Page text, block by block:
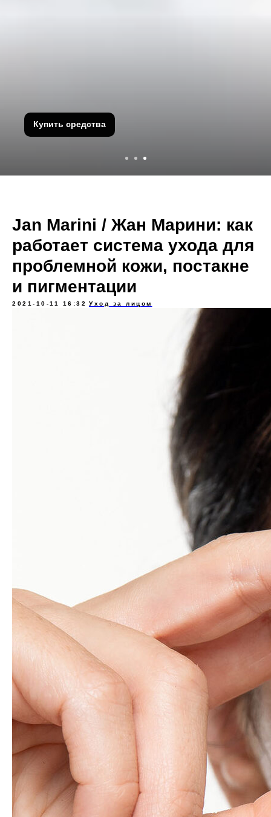
Купить средства
Jan Marini / Жан Марини: как
работает система ухода для
проблемной кожи, постакне
и пигментации
2021-10-11 16:32 Уход за лицом